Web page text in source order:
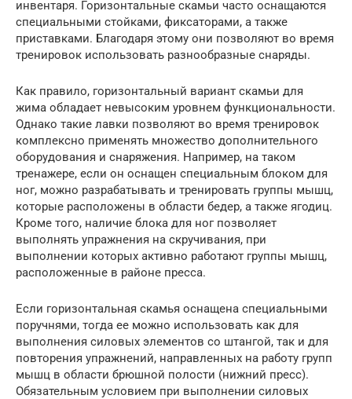
инвентаря. Горизонтальные скамьи часто оснащаются
специальными стойками, фиксаторами, а также
приставками. Благодаря этому они позволяют во время
тренировок использовать разнообразные снаряды.
Как правило, горизонтальный вариант скамьи для
жима обладает невысоким уровнем функциональности.
Однако такие лавки позволяют во время тренировок
комплексно применять множество дополнительного
оборудования и снаряжения. Например, на таком
тренажере, если он оснащен специальным блоком для
ног, можно разрабатывать и тренировать группы мышц,
которые расположены в области бедер, а также ягодиц.
Кроме того, наличие блока для ног позволяет
выполнять упражнения на скручивания, при
выполнении которых активно работают группы мышц,
расположенные в районе пресса.
Если горизонтальная скамья оснащена специальными
поручнями, тогда ее можно использовать как для
выполнения силовых элементов со штангой, так и для
повторения упражнений, направленных на работу групп
мышц в области брюшной полости (нижний пресс).
Обязательным условием при выполнении силовых